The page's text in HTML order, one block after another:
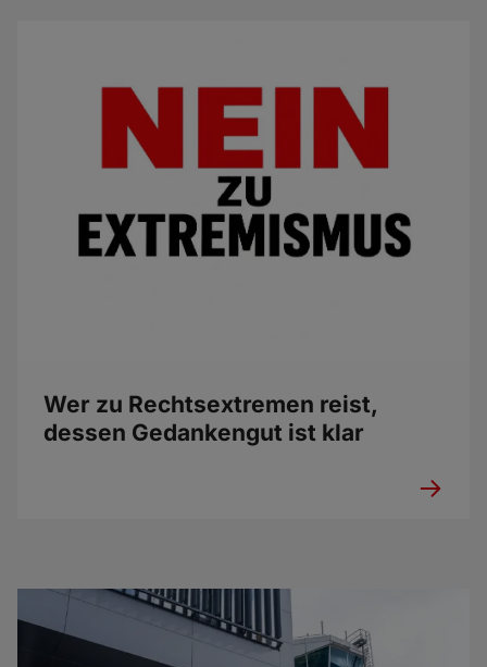
Wer zu Rechtsextremen reist,
dessen Gedankengut ist klar